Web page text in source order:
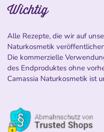
Wichtig
Alle Rezepte, die wir auf
Naturkosmetik
Die kommerzielle
des Endproduktes ohne
Camassia Naturkosmetik ist